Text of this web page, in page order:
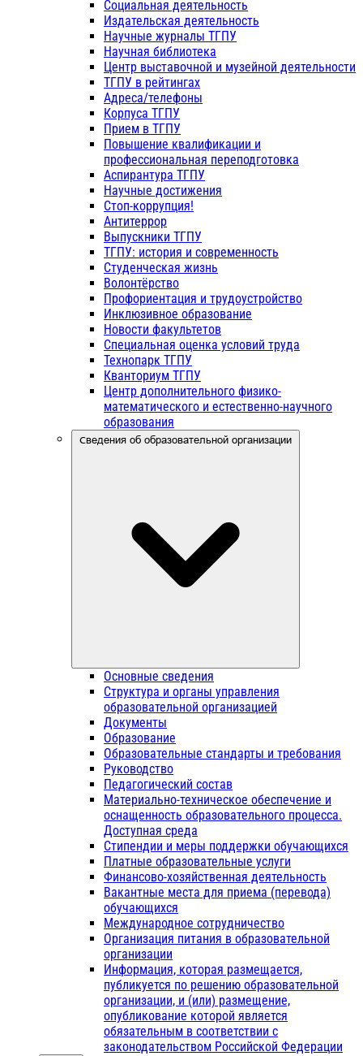
Социальная деятельность
Издательская деятельность
Научные журналы ТГПУ
Научная библиотека
Центр выставочной и музейной деятельности
ТГПУ в рейтингах
Адреса/телефоны
Корпуса ТГПУ
Прием в ТГПУ
Повышение квалификации и
профессиональная переподготовка
Аспирантура ТГПУ
Научные достижения
Стоп-коррупция!
Антитеррор
Выпускники ТГПУ
ТГПУ: история и современность
Студенческая жизнь
Волонтёрство
Профориентация и трудоустройство
Инклюзивное образование
Новости факультетов
Специальная оценка условий труда
Технопарк ТГПУ
Кванториум ТГПУ
Центр дополнительного физико-
математического и естественно-научного
образования
Сведения об образовательной организации
Основные сведения
Структура и органы управления
образовательной организацией
Документы
Образование
Образовательные стандарты и требования
Руководство
Педагогический состав
Материально-техническое обеспечение и
оснащенность образовательного процесса.
Доступная среда
Стипендии и меры поддержки обучающихся
Платные образовательные услуги
Финансово-хозяйственная деятельность
Вакантные места для приема (перевода)
обучающихся
Международное сотрудничество
Организация питания в образовательной
организации
Информация, которая размещается,
публикуется по решению образовательной
организации, и (или) размещение,
опубликование которой является
обязательным в соответствии с
законодательством Российской Федерации